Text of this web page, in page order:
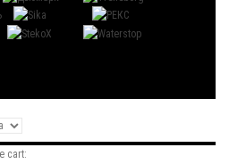
cart: